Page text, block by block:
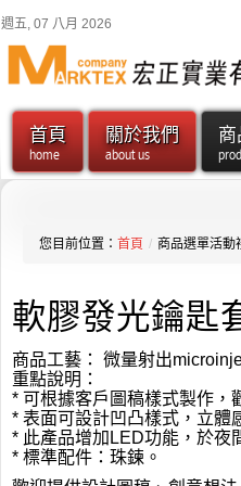
週五, 07 八月 2026
首頁
home
關於我們
about us
您目前位置： 首頁 / 商品選單活動
軟膠發光鑰匙
商品工藝： 微量射出
重點說明：
* 可根據客戶圖稿樣式製作，
* 表面可設計凹凸樣式，立體
* 此產品增加LED功能，於夜
* 標準配件：珠鍊。